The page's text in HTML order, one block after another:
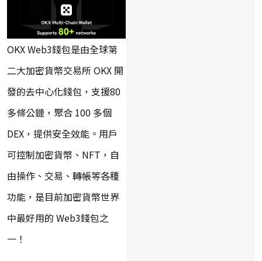
OKX Web3錢包是由全球第
二大加密貨幣交易所 OKX 開
發的去中心化錢包，支援80
多條公鏈，聚合 100 多個
DEX，提供安全效能。用戶
可控制加密貨幣、NFT，自
由操作、交易、轉帳等各種
功能，是目前加密貨幣世界
中最好用的 Web3錢包之
一！